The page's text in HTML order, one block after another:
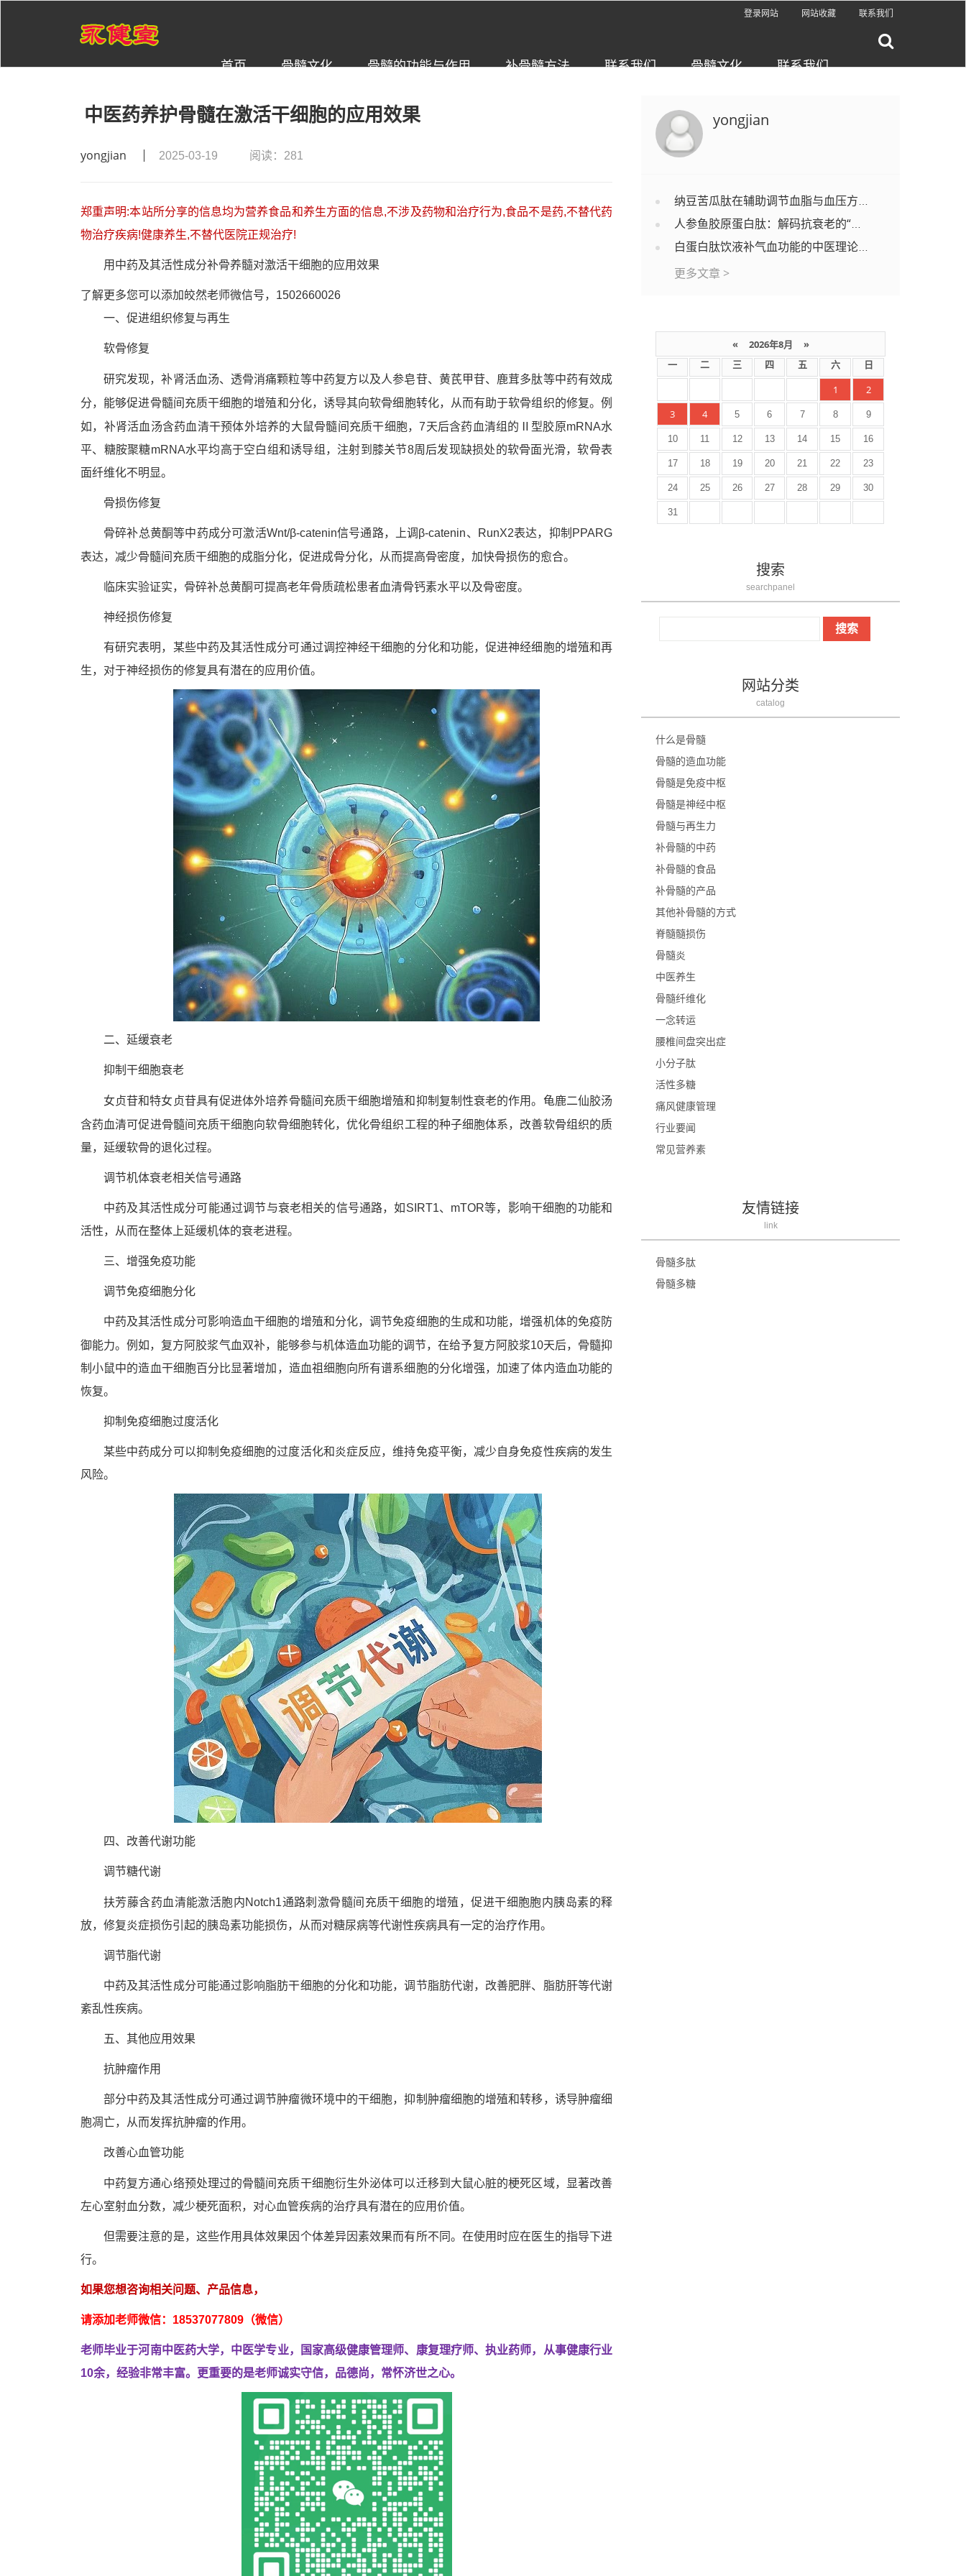
登录网站 网站收藏 联系我们
首页 骨髓文化 骨髓的功能与作用 补骨髓方法 联系我们 骨髓文化 联系我们
中医药养护骨髓在激活干细胞的应用效果
yongjian 2025-03-19 阅读：281
郑重声明:本站所分享的信息均为营养食品和养生方面的信息,不涉及药物和治疗行为,食品不是药,不替代药
物治疗疾病!健康养生,不替代医院正规治疗!
用中药及其活性成分补骨养髓对激活干细胞的应用效果
了解更多您可以添加皎然老师微信号，1502660026
一、促进组织修复与再生
软骨修复
研究发现，补肾活血汤、透骨消痛颗粒等中药复方以及人参皂苷、黄芪甲苷、鹿茸多肽等中药有效成
分，能够促进骨髓间充质干细胞的增殖和分化，诱导其向软骨细胞转化，从而有助于软骨组织的修复。例
如，补肾活血汤含药血清干预体外培养的大鼠骨髓间充质干细胞，7天后含药血清组的Ⅱ型胶原mRNA水
平、糖胺聚糖mRNA水平均高于空白组和诱导组，注射到膝关节8周后发现缺损处的软骨面光滑，软骨表
面纤维化不明显。
骨损伤修复
骨碎补总黄酮等中药成分可激活Wnt/β-catenin信号通路，上调β-catenin、RunX2表达，抑制PPARG
表达，减少骨髓间充质干细胞的成脂分化，促进成骨分化，从而提高骨密度，加快骨损伤的愈合。
临床实验证实，骨碎补总黄酮可提高老年骨质疏松患者血清骨钙素水平以及骨密度。
神经损伤修复
有研究表明，某些中药及其活性成分可通过调控神经干细胞的分化和功能，促进神经细胞的增殖和再
生，对于神经损伤的修复具有潜在的应用价值。
二、延缓衰老
抑制干细胞衰老
女贞苷和特女贞苷具有促进体外培养骨髓间充质干细胞增殖和抑制复制性衰老的作用。龟鹿二仙胶汤
含药血清可促进骨髓间充质干细胞向软骨细胞转化，优化骨组织工程的种子细胞体系，改善软骨组织的质
量，延缓软骨的退化过程。
调节机体衰老相关信号通路
中药及其活性成分可能通过调节与衰老相关的信号通路，如SIRT1、mTOR等，影响干细胞的功能和
活性，从而在整体上延缓机体的衰老进程。
三、增强免疫功能
调节免疫细胞分化
中药及其活性成分可影响造血干细胞的增殖和分化，调节免疫细胞的生成和功能，增强机体的免疫防
御能力。例如，复方阿胶浆气血双补，能够参与机体造血功能的调节，在给予复方阿胶浆10天后， 骨髓抑
制小鼠中的造血干细胞百分比显著增加，造血祖细胞向所有谱系细胞的分化增强，加速了体内造血功能的
恢复。
抑制免疫细胞过度活化
某些中药成分可以抑制免疫细胞的过度活化和炎症反应，维持免疫平衡，减少自身免疫性疾病的发生
风险。
四、改善代谢功能
调节糖代谢
扶芳藤含药血清能激活胞内Notch1通路刺激骨髓间充质干细胞的增殖，促进干细胞胞内胰岛素的释
放，修复炎症损伤引起的胰岛素功能损伤，从而对糖尿病等代谢性疾病具有一定的治疗作用。
调节脂代谢
中药及其活性成分可能通过影响脂肪干细胞的分化和功能，调节脂肪代谢，改善肥胖、脂肪肝等代谢
紊乱性疾病。
五、其他应用效果
抗肿瘤作用
部分中药及其活性成分可通过调节肿瘤微环境中的干细胞，抑制肿瘤细胞的增殖和转移，诱导肿瘤细
胞凋亡，从而发挥抗肿瘤的作用。
改善心血管功能
中药复方通心络预处理过的骨髓间充质干细胞衍生外泌体可以迁移到大鼠心脏的梗死区域，显著改善
左心室射血分数，减少梗死面积，对心血管疾病的治疗具有潜在的应用价值。
但需要注意的是，这些作用具体效果因个体差异因素效果而有所不同。在使用时应在医生的指导下进
行。
如果您想咨询相关问题、产品信息，
请添加老师微信：18537077809（微信）
老师毕业于河南中医药大学，中医学专业，国家高级健康管理师、 康复理疗师、执业药师，从事健康行业
10余，经验非常丰富。
更重要的是老师诚实守信，品德尚，常怀济世之心。
yongjian
纳豆苦瓜肽在辅助调节血脂与血压方面的作用机制及应用研究
人参鱼胶原蛋白肽：解码抗衰老的“双引擎”机制与前沿应用
白蛋白肽饮液补气血功能的中医理论基础与现代研究探讨
更多文章 >
« 2026年8月 »
一 二 三 四 五 六 日
1
2
3
4 5 6 7 8 9
10 11 12 13 14 15 16
17 18 19 20 21 22 23
24 25 26 27 28 29 30
31
搜索
searchpanel
网站分类
catalog
什么是骨髓
骨髓的造血功能
骨髓是免疫中枢
骨髓是神经中枢
骨髓与再生力
补骨髓的中药
补骨髓的食品
补骨髓的产品
其他补骨髓的方式
脊髓髓损伤
骨髓炎
中医养生
骨髓纤维化
一念转运
腰椎间盘突出症
小分子肽
活性多糖
痛风健康管理
行业要闻
常见营养素
友情链接
link
骨髓多肽
骨髓多糖